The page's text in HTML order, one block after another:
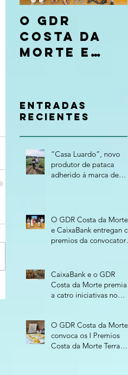
O GDR
Costa da
Morte e
os premios
da
ria “Tierra
de
Oportunida
Entradas
recientes
“Casa Luardo”, novo
produtor de pataca
adherido á marca de
O GDR Costa da Morte
e CaixaBank entregan os
premios da convocatoria
CaixaBank e o GDR
Costa da Morte premian
a catro iniciativas no
O GDR Costa da Morte
convoca os I Premios
Costa da Morte Terra